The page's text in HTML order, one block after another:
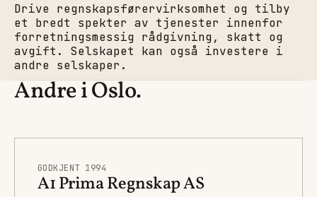
Drive regnskapsførervirksomhet og tilby
et bredt spekter av tjenester innenfor
forretningsmessig rådgivning, skatt og
avgift. Selskapet kan også investere i
andre selskaper.
Andre i Oslo.
GODKJENT 1994
A1 Prima Regnskap AS